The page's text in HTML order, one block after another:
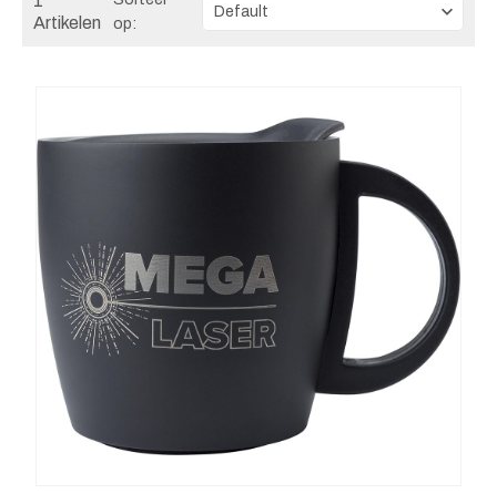
Artikelen
op: